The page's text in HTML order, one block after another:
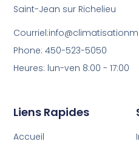
Liens Rapides
Accueil
Saint-Jean sur Richelieu
Phone: 450-523-5050
Heures: lun-ven 8:00 - 17:00